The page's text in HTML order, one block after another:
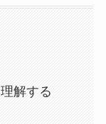
解する